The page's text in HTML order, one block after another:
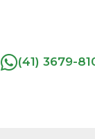
(41) 3679-